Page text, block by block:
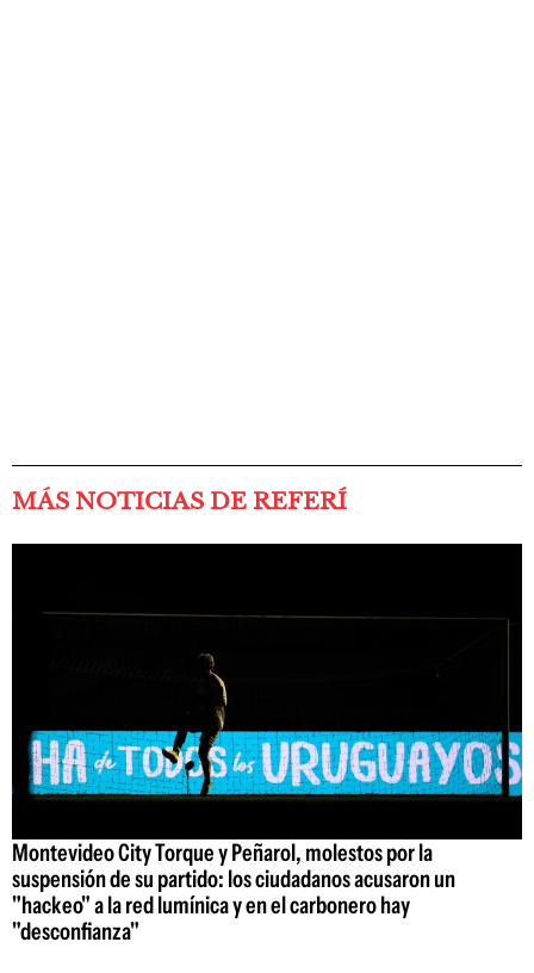
MÁS NOTICIAS DE REFERÍ
Montevideo City Torque y Peñarol, molestos por la
suspensión de su partido: los ciudadanos acusaron un
"hackeo" a la red lumínica y en el carbonero hay
"desconfianza"